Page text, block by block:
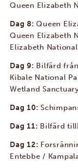
Queen Elizabeth
Dag 8:Queen
Queen Elizabeth
Elizabeth
Dag 9: Bilfärd
Kibale National
Wetland
Dag 10:
Dag 11: Bilfärd
Dag 12:
Entebbe /